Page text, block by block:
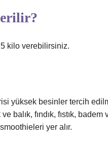
kilo verebilirsiniz.
yüksek besinler tercih
balık, fındık, fıstık,
yer alır.